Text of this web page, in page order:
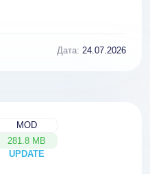
Дата: 24.07.2026
MOD
281.8 MB
UPDATE
NEW